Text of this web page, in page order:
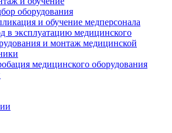
оборудования
и обучение медперсонала
в эксплуатацию медицинского
и монтаж медицинской
медицинского оборудования